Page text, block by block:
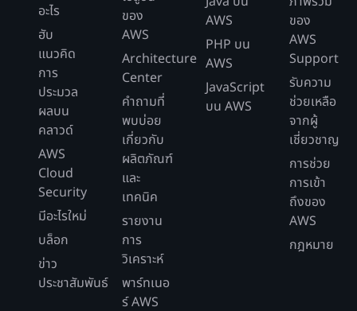
อะไร
ฮับ
แนวคิด
การ
ประมวล
ผลบน
คลาวด์
AWS
Cloud
Security
มีอะไรใหม่
บล็อก
ข่าว
ประชาสัมพันธ์
ของ
AWS
Architecture
Center
คำถามที่
พบบ่อย
เกี่ยวกับ
ผลิตภัณฑ์
และ
เทคนิค
รายงาน
การ
วิเคราะห์
พาร์ทเนอ
ร์ AWS
AWS
PHP บน
AWS
JavaScript
บน AWS
ของ
AWS
Support
รับความ
ช่วยเหลือ
จากผู้
เชี่ยวชาญ
การช่วย
การเข้า
ถึงของ
AWS
กฎหมาย